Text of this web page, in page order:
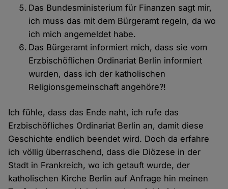
Das Bundesministerium für Finanzen sagt mir,
ich muss das mit dem Bürgeramt regeln, da wo
ich mich angemeldet habe.
Das Bürgeramt informiert mich, dass sie vom
Erzbischöflichen Ordinariat Berlin informiert
wurden, dass ich der katholischen
Religionsgemeinschaft angehöre?!
Ich fühle, dass das Ende naht, ich rufe das
Erzbischöfliches Ordinariat Berlin an, damit diese
Geschichte endlich beendet wird. Doch da erfahre
ich völlig überraschend, dass die Diözese in der
Stadt in Frankreich, wo ich getauft wurde, der
katholischen Kirche Berlin auf Anfrage hin meinen